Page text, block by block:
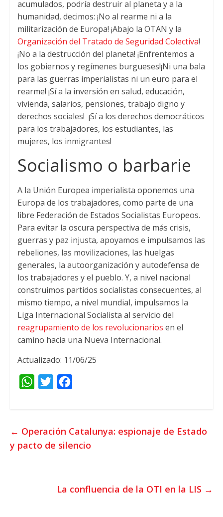
acumulados, podría destruir al planeta y a la
humanidad, decimos: ¡No al rearme ni a la
militarización de Europa! ¡Abajo la OTAN y la
Organización del Tratado de Seguridad Colectiva!
¡No a la destrucción del planeta! ¡Enfrentemos a
los gobiernos y regímenes burgueses!¡Ni una bala
para las guerras imperialistas ni un euro para el
rearme! ¡Sí a la inversión en salud, educación,
vivienda, salarios, pensiones, trabajo digno y
derechos sociales! ¡Sí a los derechos democráticos
para los trabajadores, los estudiantes, las
mujeres, los inmigrantes!
Socialismo o barbarie
A la Unión Europea imperialista oponemos una
Europa de los trabajadores, como parte de una
libre Federación de Estados Socialistas Europeos.
Para evitar la oscura perspectiva de más crisis,
guerras y paz injusta, apoyamos e impulsamos las
rebeliones, las movilizaciones, las huelgas
generales, la autoorganización y autodefensa de
los trabajadores y el pueblo. Y, a nivel nacional
construimos partidos socialistas consecuentes, al
mismo tiempo, a nivel mundial, impulsamos la
Liga Internacional Socialista al servicio del
reagrupamiento de los revolucionarios en el
camino hacia una Nueva Internacional.
Actualizado: 11/06/25
W
s
t
t
e
b
k
← Operación Catalunya: espionaje de Estado
y pacto de silencio
La confluencia de la OTI en la LIS →